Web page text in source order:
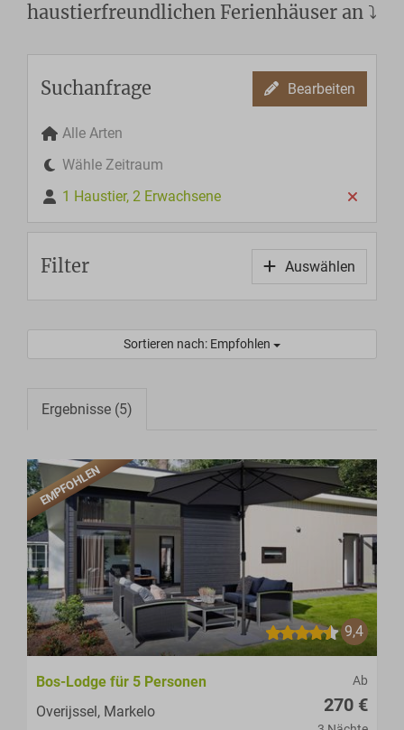
haustierfreundlichen Ferienhäuser an ⤵︎
Suchanfrage Bearbeiten
Alle Arten
Wähle Zeitraum
1 Haustier, 2 Erwachsene
Filter Auswählen
Sortieren nach: Empfohlen
Ergebnisse (5)
EMPFOHLEN
9,4
Ab
270 €
Bos-Lodge für 5 Personen
Overijssel, Markelo